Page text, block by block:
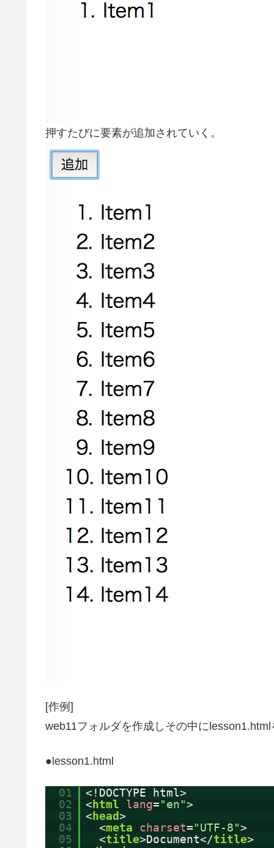
押すたびに要素が追加されていく。
[作例]
web11フォルダを作成しその中に
●lesson1.html
01
<!DOCTYPE html>
02
< html lang="en">
03
< head>
04
<meta charset="UTF-8">
05
<title>Document</title>